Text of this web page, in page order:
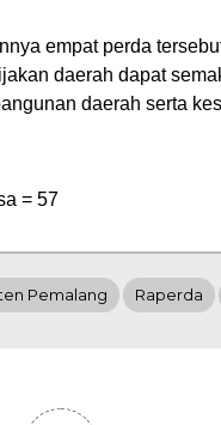
empat perda
daerah dapat
daerah serta
= 57
Pemalang Raperda